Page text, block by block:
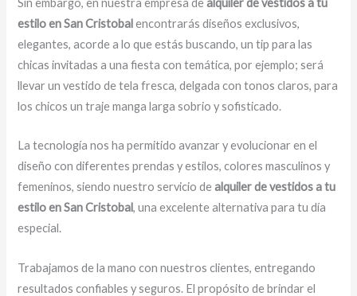
Sin embargo, en nuestra empresa dealquiler de vestidos a tu
estilo en San Cristobalencontrarás diseños exclusivos,
elegantes, acorde a lo que estás buscando, un tip para las
chicas invitadas a una fiesta con temática, por ejemplo; será
llevar un vestido de tela fresca, delgada con tonos claros, para
los chicos un traje manga larga sobrio y sofisticado.
La tecnología nos ha permitido avanzar y evolucionar en el
diseño con diferentes prendas y estilos, colores masculinos y
femeninos, siendo nuestro servicio dealquiler de vestidos a tu
estilo en San Cristobal, una excelente alternativa para tu día
especial.
Trabajamos de la mano con nuestros clientes, entregando
resultados confiables y seguros. El propósito de brindar el